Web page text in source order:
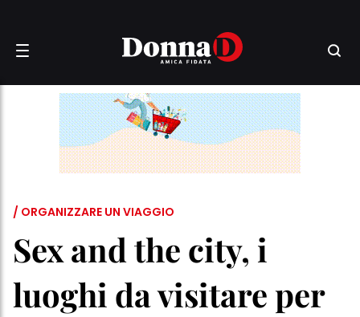
/ ORGANIZZARE UN VIAGGIO
Sex and the city, i
luoghi da visitare per